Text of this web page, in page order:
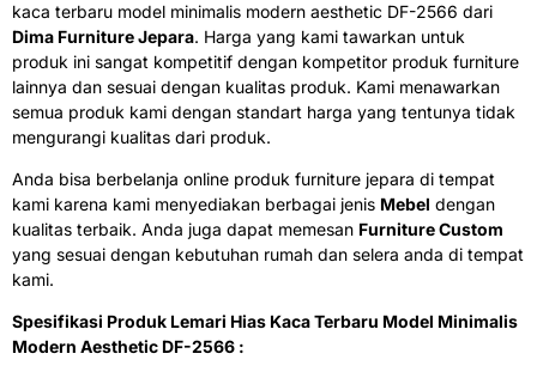
kaca terbaru model minimalis modern aesthetic DF-2566 dari
Dima Furniture Jepara. Harga yang kami tawarkan untuk
produk ini sangat kompetitif dengan kompetitor produk furniture
lainnya dan sesuai dengan kualitas produk. Kami menawarkan
semua produk kami dengan standart harga yang tentunya tidak
mengurangi kualitas dari produk.
Anda bisa berbelanja online produk furniture jepara di tempat
kami karena kami menyediakan berbagai jenis Mebel dengan
kualitas terbaik. Anda juga dapat memesan Furniture Custom
yang sesuai dengan kebutuhan rumah dan selera anda di tempat
kami.
Spesifikasi Produk Lemari Hias Kaca Terbaru Model Minimalis
Modern Aesthetic DF-2566 :